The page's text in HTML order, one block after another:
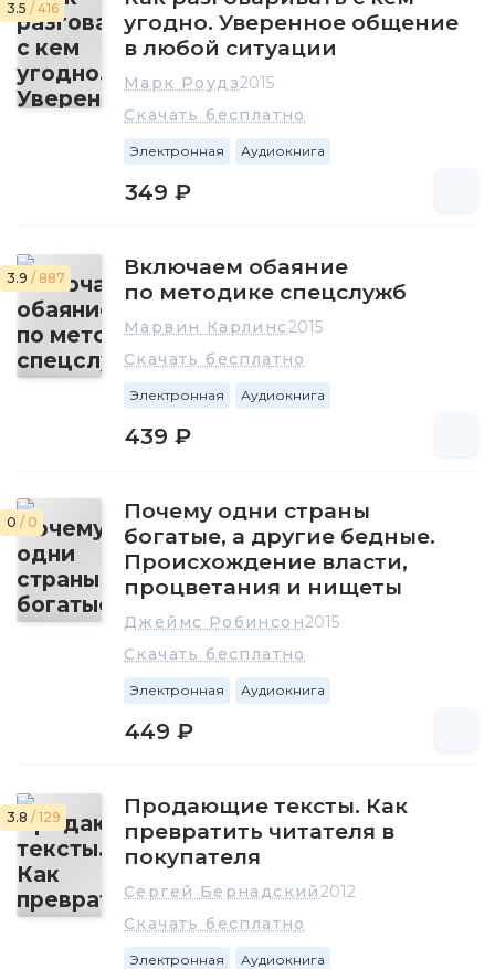
3.5 / 416
угодно. Уверенное общение
в любой ситуации
Марк Роудз2015
Скачать бесплатно
Электронная Аудиокнига
349 ₽
3.9 / 887
Включаем обаяние
по методике спецслужб
Марвин Карлинс2015
Скачать бесплатно
Электронная Аудиокнига
439 ₽
0 / 0
Почему одни страны
богатые, а другие бедные.
Происхождение власти,
процветания и нищеты
Джеймс Робинсон2015
Скачать бесплатно
Электронная Аудиокнига
449 ₽
3.8 / 129
Продающие тексты. Как
превратить читателя в
покупателя
Сергей Бернадский2012
Скачать бесплатно
Электронная Аудиокнига